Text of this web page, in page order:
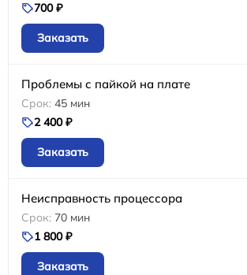
700 ₽
Заказать
Проблемы с пайкой на плате
45 мин
2 400 ₽
Заказать
Неисправность процессора
70 мин
1 800 ₽
Заказать